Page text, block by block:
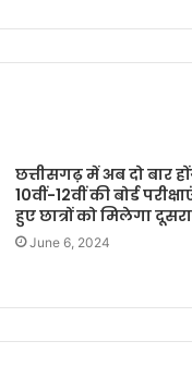
छत्तीसगढ़ में अब दो बार
10वीं-12वीं की बोर्ड
हुए छात्रों को मिलेगा
June 6, 2024